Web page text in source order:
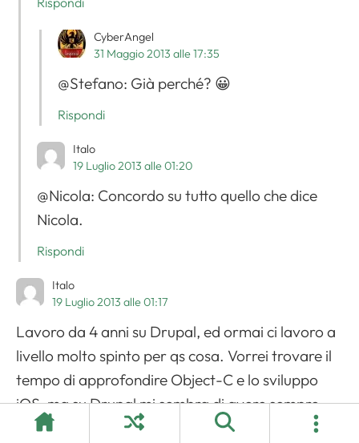
CyberAngel
31 Maggio 2013 alle 17:35
@Stefano: Già perché? 😀
Rispondi
Italo
19 Luglio 2013 alle 01:20
@Nicola: Concordo su tutto quello che dice
Nicola.
Rispondi
Italo
19 Luglio 2013 alle 01:17
Lavoro da 4 anni su Drupal, ed ormai ci lavoro a
livello molto spinto per qs cosa. Vorrei trovare il
tempo di approfondire Object-C e lo sviluppo
iOS, ma su Drupal mi sembra di avere sempre
cose e voglia di imparare. Sono decine di migliaia